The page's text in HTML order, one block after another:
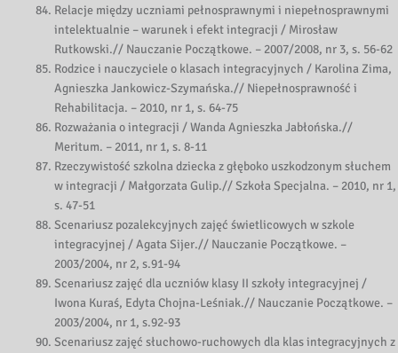
Relacje między uczniami pełnosprawnymi i niepełnosprawnymi
intelektualnie – warunek i efekt integracji / Mirosław
Rutkowski.// Nauczanie Początkowe. – 2007/2008, nr 3, s. 56-62
Rodzice i nauczyciele o klasach integracyjnych / Karolina Zima,
Agnieszka Jankowicz-Szymańska.// Niepełnosprawność i
Rehabilitacja. – 2010, nr 1, s. 64-75
Rozważania o integracji / Wanda Agnieszka Jabłońska.//
Meritum. – 2011, nr 1, s. 8-11
Rzeczywistość szkolna dziecka z głęboko uszkodzonym słuchem
w integracji / Małgorzata Gulip.// Szkoła Specjalna. – 2010, nr 1,
s. 47-51
Scenariusz pozalekcyjnych zajęć świetlicowych w szkole
integracyjnej / Agata Sijer.// Nauczanie Początkowe. –
2003/2004, nr 2, s.91-94
Scenariusz zajęć dla uczniów klasy II szkoły integracyjnej /
Iwona Kuraś, Edyta Chojna-Leśniak.// Nauczanie Początkowe. –
2003/2004, nr 1, s.92-93
Scenariusz zajęć słuchowo-ruchowych dla klas integracyjnych z